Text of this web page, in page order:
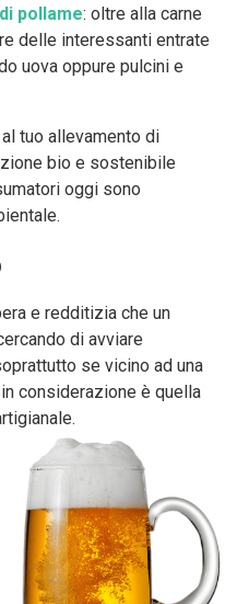
pollame: oltre alla carne
delle interessanti entrate
uova oppure pulcini e
tuo allevamento di
bio e sostenibile
oggi sono
e redditizia che un
di avviare
se vicino ad una
considerazione è quella